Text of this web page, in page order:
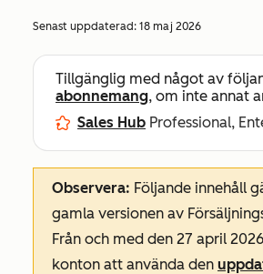
Senast uppdaterad: 18 maj 2026
Tillgänglig med något av
abonnemang, om inte annat
Sales Hub Professional,
Observera: Följande innehåll
gamla versionen av
Från och med den 27 april
konton att använda den